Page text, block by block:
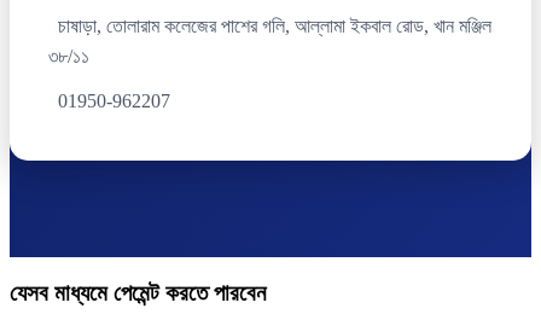
চাষাড়া, তোলারাম কলেজের পাশের গলি, আল্লামা ইকবাল রোড, খান মঞ্জিল
৩৮/১১
01950-962207
যেসব মাধ্যমে পেমেন্ট করতে পারবেন